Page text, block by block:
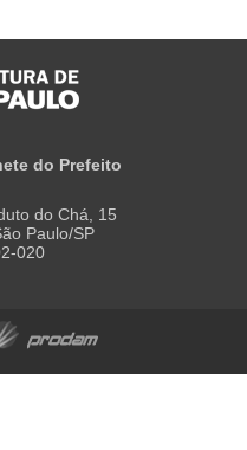
do Prefeito
do Chá, 15
Paulo/SP
020